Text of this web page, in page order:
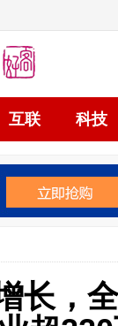
互联 科技
长，